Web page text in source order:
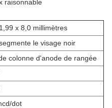
raisonnable
x 8,0 millimètres
le visage noir
colonne d'anode de rangée
dot